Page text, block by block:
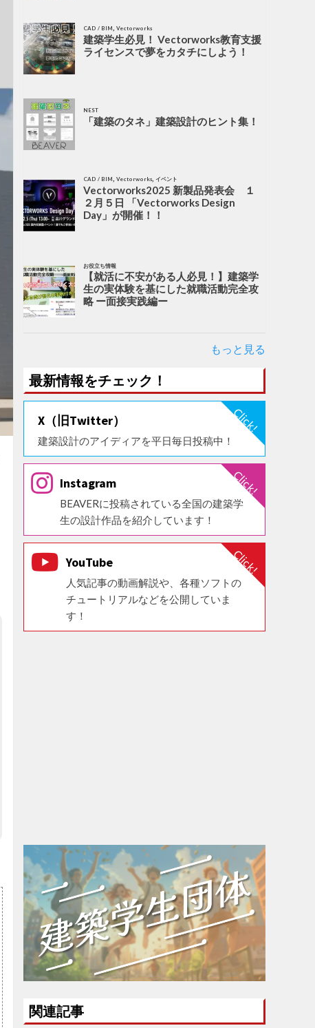
CAD / BIM ,Vectorworks
建築学生必見！ Vectorworks教育支援
ライセンスで夢をカタチにしよう！
NEST
「建築のタネ」建築設計のヒント集！
CAD / BIM ,Vectorworks ,イベント
Vectorworks2025 新製品発表会 １
２月５日 「Vectorworks Design
Day」が開催！！
お役立ち情報
【就活に不安がある人必見！】建築学
生の実体験を基にした就職活動完全攻
略 ー面接実践編ー
もっと見る
最新情報をチェック！
X（旧Twitter）
建築設計のアイディアを平日毎日投稿中！
Instagram
BEAVERに投稿されている全国の建築学
生の設計作品を紹介しています！
YouTube
人気記事の動画解説や、各種ソフトの
チュートリアルなどを公開していま
す！
関連記事